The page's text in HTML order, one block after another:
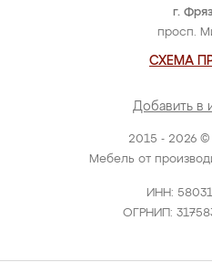
2015 - 2026 ©
Мебель от
ИНН:
ОГРНИП:
г.
просп.
СХЕМА
Добавить в